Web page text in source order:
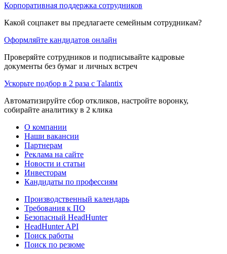
Корпоративная поддержка сотрудников
Какой соцпакет вы предлагаете семейным сотрудникам?
Оформляйте кандидатов онлайн
Проверяйте сотрудников и подписывайте кадровые
документы без бумаг и личных встреч
Ускорьте подбор в 2 раза с Talantix
Автоматизируйте сбор откликов, настройте воронку,
собирайте аналитику в 2 клика
О компании
Наши вакансии
Партнерам
Реклама на сайте
Новости и статьи
Инвесторам
Кандидаты по профессиям
Производственный календарь
Требования к ПО
Безопасный HeadHunter
HeadHunter API
Поиск работы
Поиск по резюме